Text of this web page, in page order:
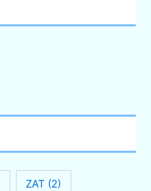
ZAT (2)